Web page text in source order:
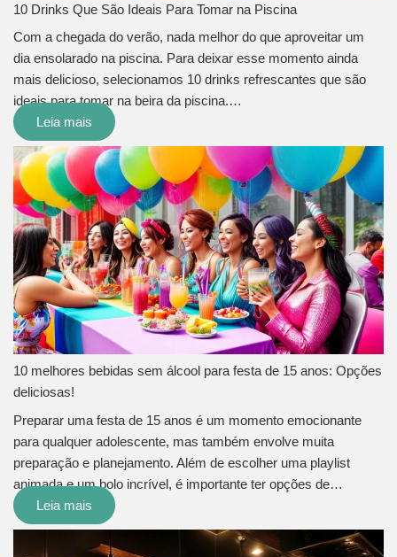
10 Drinks Que São Ideais Para Tomar na Piscina
Com a chegada do verão, nada melhor do que aproveitar um
dia ensolarado na piscina. Para deixar esse momento ainda
mais delicioso, selecionamos 10 drinks refrescantes que são
ideais para tomar na beira da piscina.…
Leia mais
10 melhores bebidas sem álcool para festa de 15 anos: Opções
deliciosas!
Preparar uma festa de 15 anos é um momento emocionante
para qualquer adolescente, mas também envolve muita
preparação e planejamento. Além de escolher uma playlist
animada e um bolo incrível, é importante ter opções de…
Leia mais